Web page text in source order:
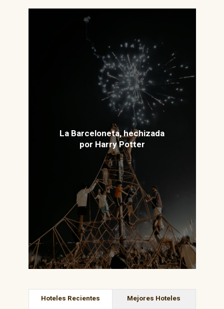
La Barceloneta, hechizada
por Harry Potter
Hoteles Recientes Mejores Hoteles